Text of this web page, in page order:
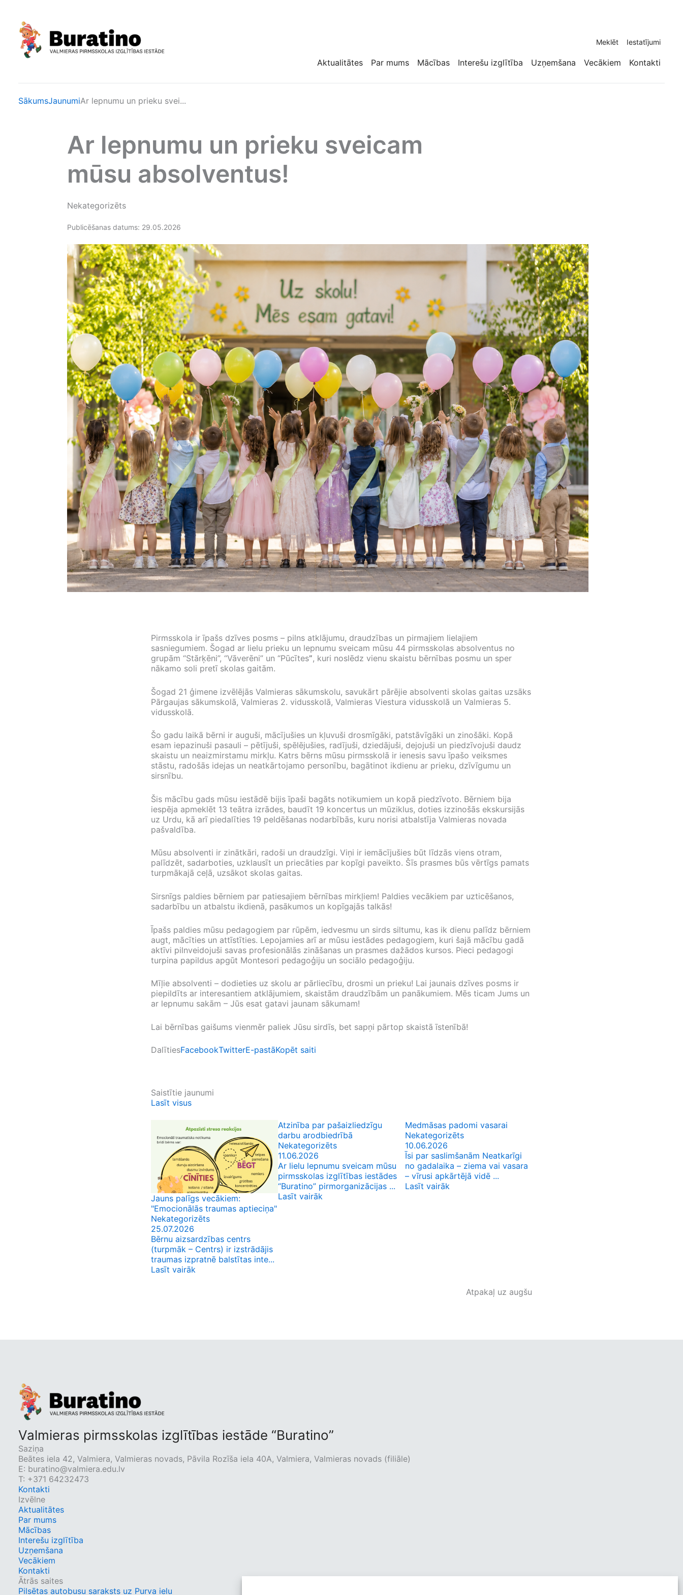
content
Meklēt Iestatījumi
Aktualitātes Par mums Mācības Interešu izglītība Uzņemšana Vecākiem Kontakti
SākumsJaunumiAr lepnumu un prieku svei...
Ar lepnumu un prieku sveicam
mūsu absolventus!
Nekategorizēts
Publicēšanas datums: 29.05.2026
Pirmsskola ir īpašs dzīves posms – pilns atklājumu, draudzības un pirmajiem lielajiem
sasniegumiem. Šogad ar lielu prieku un lepnumu sveicam mūsu 44 pirmsskolas absolventus no
grupām “Stārķēni”, “Vāverēni” un “Pūcītes”, kuri noslēdz vienu skaistu bērnības posmu un sper
nākamo soli pretī skolas gaitām.
Šogad 21 ģimene izvēlējās Valmieras sākumskolu, savukārt pārējie absolventi skolas gaitas uzsāks
Pārgaujas sākumskolā, Valmieras 2. vidusskolā, Valmieras Viestura vidusskolā un Valmieras 5.
vidusskolā.
Šo gadu laikā bērni ir auguši, mācījušies un kļuvuši drosmīgāki, patstāvīgāki un zinošāki. Kopā
esam iepazinuši pasauli – pētījuši, spēlējušies, radījuši, dziedājuši, dejojuši un piedzīvojuši daudz
skaistu un neaizmirstamu mirkļu. Katrs bērns mūsu pirmsskolā ir ienesis savu īpašo veiksmes
stāstu, radošās idejas un neatkārtojamo personību, bagātinot ikdienu ar prieku, dzīvīgumu un
sirsnību.
Šis mācību gads mūsu iestādē bijis īpaši bagāts notikumiem un kopā piedzīvoto. Bērniem bija
iespēja apmeklēt 13 teātra izrādes, baudīt 19 koncertus un mūziklus, doties izzinošās ekskursijās
uz Urdu, kā arī piedalīties 19 peldēšanas nodarbībās, kuru norisi atbalstīja Valmieras novada
pašvaldība.
Mūsu absolventi ir zinātkāri, radoši un draudzīgi. Viņi ir iemācījušies būt līdzās viens otram,
palīdzēt, sadarboties, uzklausīt un priecāties par kopīgi paveikto. Šīs prasmes būs vērtīgs pamats
turpmākajā ceļā, uzsākot skolas gaitas.
Sirsnīgs paldies bērniem par patiesajiem bērnības mirkļiem! Paldies vecākiem par uzticēšanos,
sadarbību un atbalstu ikdienā, pasākumos un kopīgajās talkās!
Īpašs paldies mūsu pedagogiem par rūpēm, iedvesmu un sirds siltumu, kas ik dienu palīdz bērniem
augt, mācīties un attīstīties. Lepojamies arī ar mūsu iestādes pedagogiem, kuri šajā mācību gadā
aktīvi pilnveidojuši savas profesionālās zināšanas un prasmes dažādos kursos. Pieci pedagogi
turpina papildus apgūt Montesori pedagoģiju un sociālo pedagoģiju.
Mīļie absolventi – dodieties uz skolu ar pārliecību, drosmi un prieku! Lai jaunais dzīves posms ir
piepildīts ar interesantiem atklājumiem, skaistām draudzībām un panākumiem. Mēs ticam Jums un
ar lepnumu sakām – Jūs esat gatavi jaunam sākumam!
Lai bērnības gaišums vienmēr paliek Jūsu sirdīs, bet sapņi pārtop skaistā īstenībā!
DalītiesFacebookTwitterE-pastāKopēt saiti
Saistītie jaunumi
Lasīt visus
Jauns palīgs vecākiem:
"Emocionālās traumas aptieciņa"
Nekategorizēts
25.07.2026
Bērnu aizsardzības centrs
(turpmāk – Centrs) ir izstrādājis
traumas izpratnē balstītas inte...
Lasīt vairāk
Atzinība par pašaizliedzīgu
darbu arodbiedrībā
Nekategorizēts
11.06.2026
Ar lielu lepnumu sveicam mūsu
pirmsskolas izglītības iestādes
“Buratino” pirmorganizācijas ...
Lasīt vairāk
Medmāsas padomi vasarai
Nekategorizēts
10.06.2026
Īsi par saslimšanām Neatkarīgi
no gadalaika – ziema vai vasara
– vīrusi apkārtējā vidē ...
Lasīt vairāk
Atpakaļ uz augšu
Valmieras pirmsskolas izglītības iestāde “Buratino”
Saziņa
Beātes iela 42, Valmiera, Valmieras novads, Pāvila Rozīša iela 40A, Valmiera, Valmieras novads (filiāle)
E: buratino@valmiera.edu.lv
T: +371 64232473
Kontakti
Izvēlne
Aktualitātes
Par mums
Mācības
Interešu izglītība
Uzņemšana
Vecākiem
Kontakti
Ātrās saites
Pilsētas autobusu saraksts uz Purva ielu